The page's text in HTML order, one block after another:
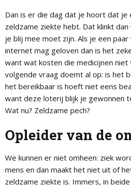
Dan is er die dag dat je hoort dat je
zeldzame ziekte hebt. Dat klinkt
je blij mee moet zijn. Als je een
internet mag geloven dan is het
want wat kosten die medicijnen
volgende vraag doemt al op: is het
het bereikbaar is hoeft niet eens
want deze loterij blijk je gewonnen
Wat nu? Zeldzame pech?
Opleider van de
We kunnen er niet omheen: ziek
mens en dan maakt het niet uit of
zeldzame ziekte is. Immers, in